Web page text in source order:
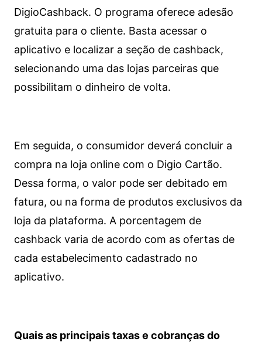
DigioCashback. O programa oferece adesão
gratuita para o cliente. Basta acessar o
aplicativo e localizar a seção de cashback,
selecionando uma das lojas parceiras que
possibilitam o dinheiro de volta.
Em seguida, o consumidor deverá concluir a
compra na loja online com o Digio Cartão.
Dessa forma, o valor pode ser debitado em
fatura, ou na forma de produtos exclusivos da
loja da plataforma. A porcentagem de
cashback varia de acordo com as ofertas de
cada estabelecimento cadastrado no
aplicativo.
Quais as principais taxas e cobranças do